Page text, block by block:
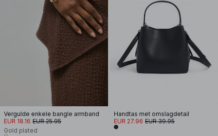
Vergulde enkele bangle armband
EUR 18.16 EUR 25.95
Gold plated
Handtas met omslagdetail
EUR 27.96 EUR 39.95